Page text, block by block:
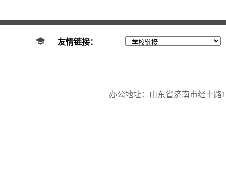
友情链接：
办公地址：山东省济南市经十路